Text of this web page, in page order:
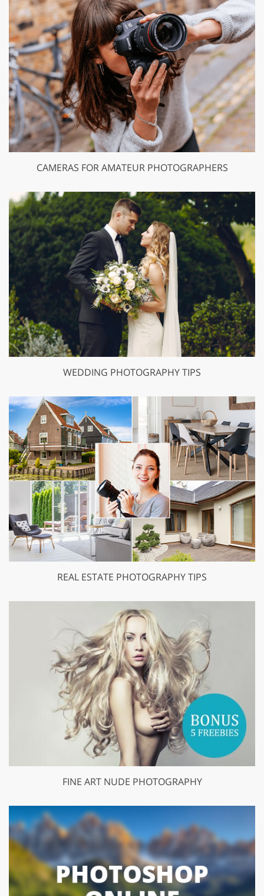
CAMERAS FOR AMATEUR PHOTOGRAPHERS
WEDDING PHOTOGRAPHY TIPS
REAL ESTATE PHOTOGRAPHY TIPS
FINE ART NUDE PHOTOGRAPHY